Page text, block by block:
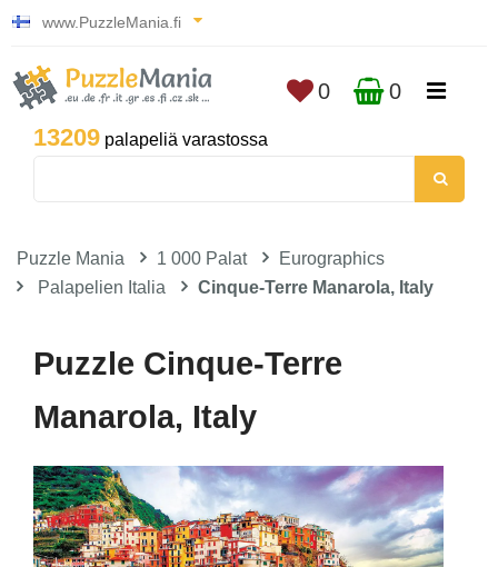
www.PuzzleMania.fi
13209 palapeliä varastossa
0 0
Puzzle Mania 1 000 Palat
Eurographics
Palapelien Italia
Cinque-Terre Manarola, Italy
Puzzle Cinque-Terre
Manarola, Italy